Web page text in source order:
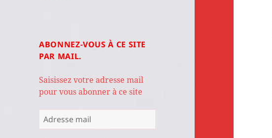
ABONNEZ-VOUS À CE SITE
PAR MAIL.
Saisissez votre adresse mail
pour vous abonner à ce site
Adresse
mail